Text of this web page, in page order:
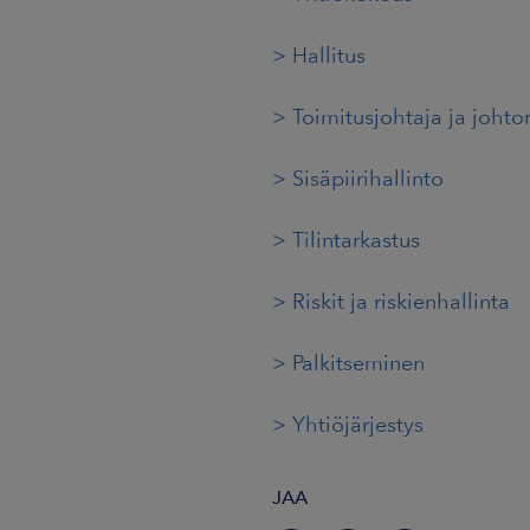
> Hallitus
> Toimitusjohtaja ja
> Sisäpiirihallinto
> Tilintarkastus
> Riskit ja riskienhallinta
> Palkitseminen
> Yhtiöjärjestys
JAA